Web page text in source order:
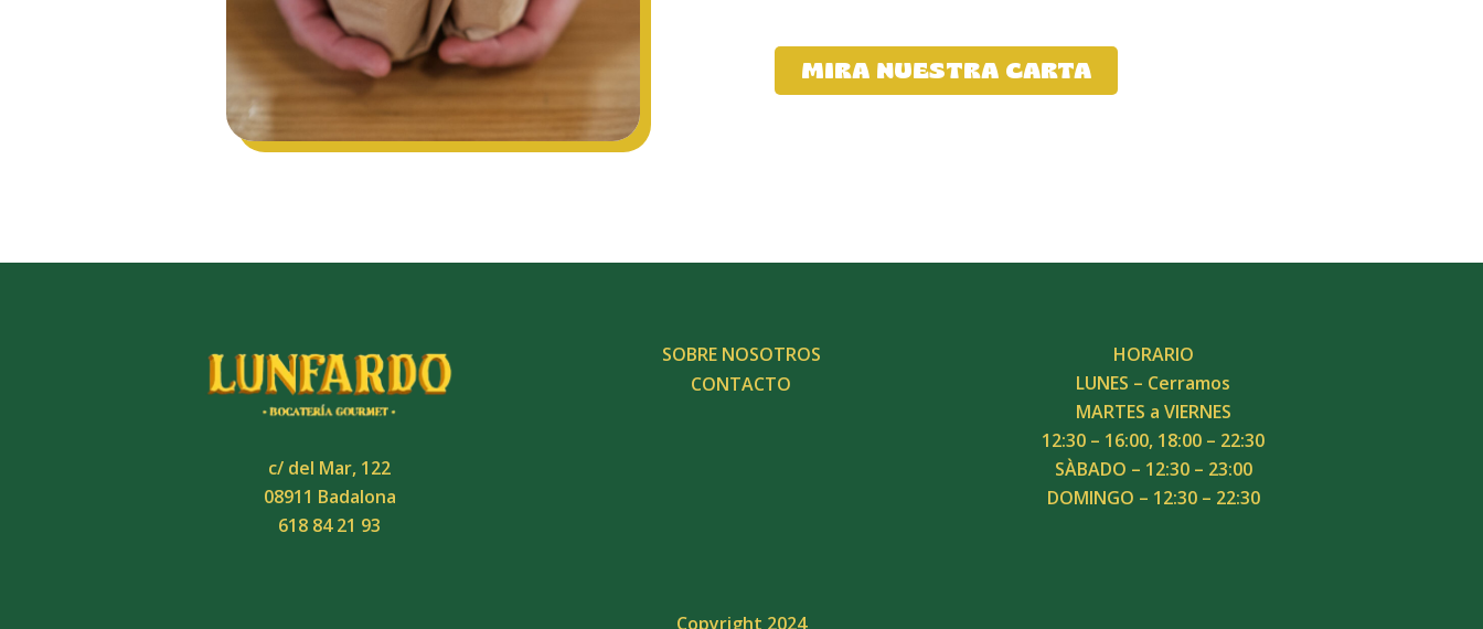
MIRA NUESTRA CARTA
c/ del Mar, 122
08911 Badalona
618 84 21 93
SOBRE NOSOTROS
CONTACTO
HORARIO
LUNES – Cerramos
MARTES a VIERNES
12:30 – 16:00, 18:00 – 22:30
SÀBADO – 12:30 – 23:00
DOMINGO – 12:30 – 22:30
Copyright 2024